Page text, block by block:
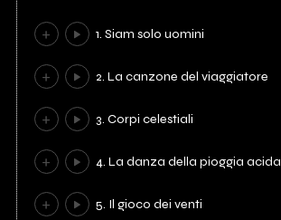
1. Siam solo uomini
2. La canzone del viaggiatore
3. Corpi celestiali
4. La danza della pioggia acida
5. Il gioco dei venti